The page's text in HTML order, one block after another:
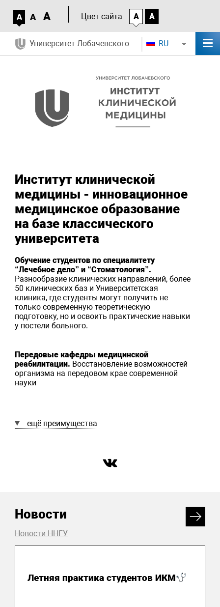
A A A Цвет сайта A A
Университет Лобачевского RU
Институт клинической
медицины - инновационное
медицинское образование
на базе классического
университета
Обучение студентов по специалитету
“Лечебное дело” и “Стоматология”.
Разнообразие клинических направлений, более
50 клинических баз и Университетская
клиника, где студенты могут получить не
только современную теоретическую
подготовку, но и освоить практические навыки
у постели больного.
Передовые кафедры медицинской
реабилитации. Восстановление возможностей
организма на передовом крае современной
науки
ещё преимущества
Новости
Новости ННГУ
Летняя практика студентов ИКМ